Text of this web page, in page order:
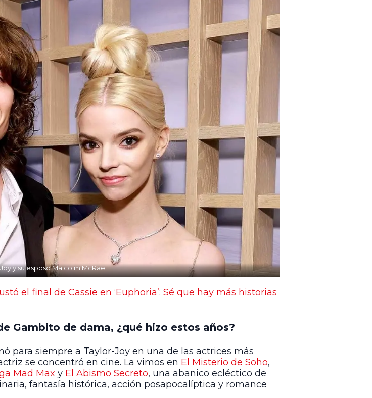
y su esposo Malcolm McRae
el final de Cassie en ‘Euphoria’: Sé que hay más historias
Gambito de dama, ¿qué hizo estos años?
para siempre a Taylor-Joy en una de las actrices más
se concentró en cine. La vimos en El Misterio de Soho,
Mad Max y El Abismo Secreto, una abanico ecléctico de
fantasía histórica, acción posapocalíptica y romance